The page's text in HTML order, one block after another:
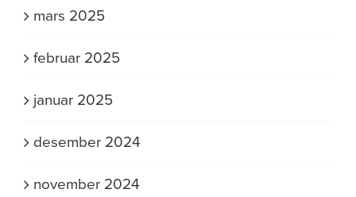
mars 2025
februar 2025
januar 2025
desember 2024
november 2024